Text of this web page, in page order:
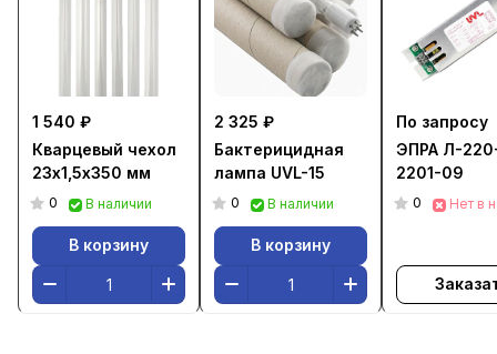
1 540 ₽
Кварцевый чехол
23х1,5х350 мм
0 В наличии
В корзину
2 325 ₽
Бактерицидная
лампа UVL-15
0 В наличии
В корзину
По запросу
ЭПРА Л-
2201-09
0 Нет в